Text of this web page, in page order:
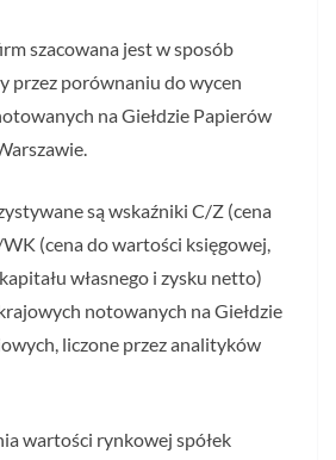
szacowana jest w sposób
przez porównaniu do wycen
na Giełdzie Papierów
są wskaźniki C/Z (cena
(cena do wartości księgowej,
własnego i zysku netto)
notowanych na Giełdzie
liczone przez analityków
wartości rynkowej spółek